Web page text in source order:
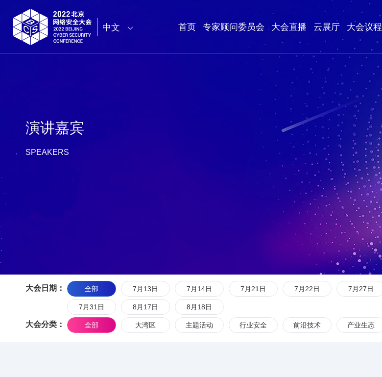
中文 首页 专家顾问委员会 大会直播 云展厅 大会议程
演讲嘉宾
SPEAKERS
大会日期： 全部 7月13日 7月14日 7月21日 7月22日 7月27日
7月31日 8月17日 8月18日
大会分类： 全部 大湾区 主题活动 行业安全 前沿技术 产业生态